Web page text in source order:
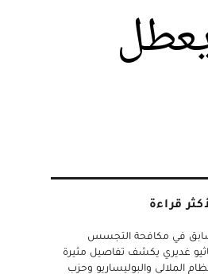
قراءة
في مكافحة التجسس
غديري يكشف تفاصيل مثيرة
الملالي والبوليساريو وحزب